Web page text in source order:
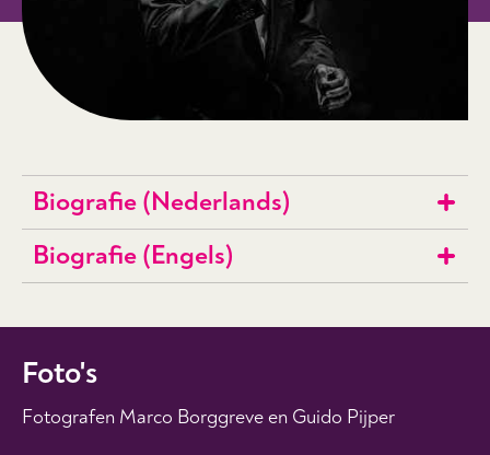
Biografie (Nederlands)
Biografie (Engels)
Foto's
Fotografen Marco Borggreve en Guido Pijper